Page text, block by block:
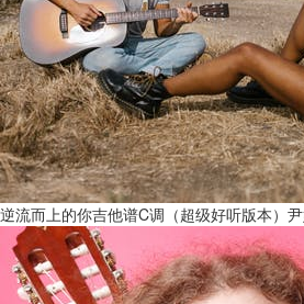
逆流而上的你吉他谱C调（超级好听版本）